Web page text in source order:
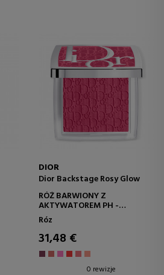
DIOR
Dior Backstage Rosy Glow
RÓŻ BARWIONY Z
AKTYWATOREM PH -
DŁUGOTRWAŁY
Róz
31,48 €
0 rewizje